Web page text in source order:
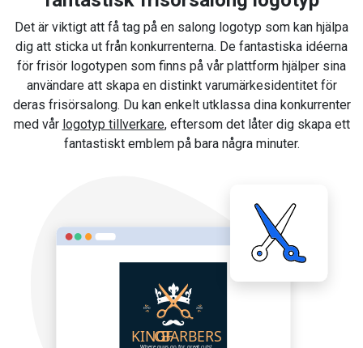
Det är viktigt att få tag på en salong logotyp som kan hjälpa
dig att sticka ut från konkurrenterna. De fantastiska idéerna
för frisör logotypen som finns på vår plattform hjälper sina
användare att skapa en distinkt varumärkesidentitet för
deras frisörsalong. Du kan enkelt utklassa dina konkurrenter
med vår logotyp tillverkare, eftersom det låter dig skapa ett
fantastiskt emblem på bara några minuter.